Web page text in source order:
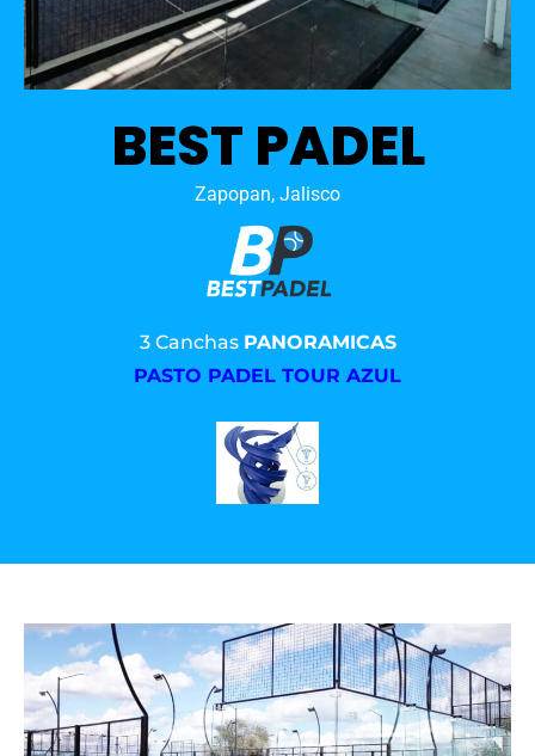
BEST PADEL
Zapopan, Jalisco
3 Canchas PANORAMICAS
PASTO PADEL TOUR AZUL